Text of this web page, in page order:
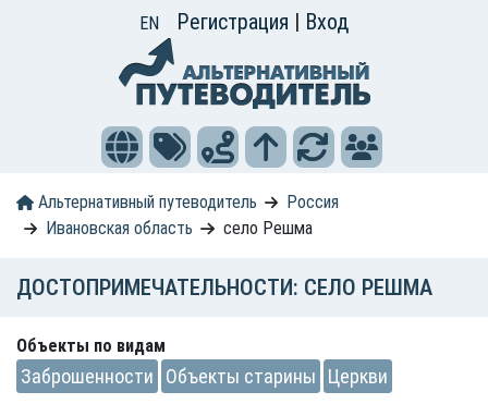
EN Регистрация | Вход
Альтернативный путеводитель
Россия
Ивановская область
село Решма
ДОСТОПРИМЕЧАТЕЛЬНОСТИ: СЕЛО РЕШМА
Объекты по видам
Заброшенности Объекты старины Церкви